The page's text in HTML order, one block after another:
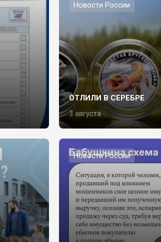
Новости России
ОТЛИЛИ В СЕРЕБРЕ
3 августа
Новости России